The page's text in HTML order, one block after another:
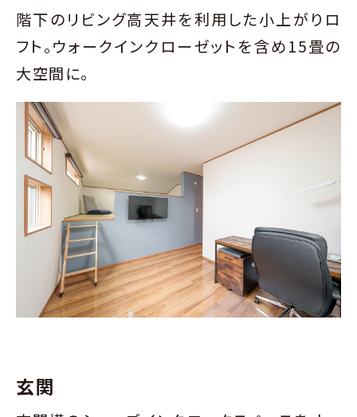
階下のリビング高天井を利用した小上がりロ
フト。ウォークインクローゼットを含め15畳の
大空間に。
玄関